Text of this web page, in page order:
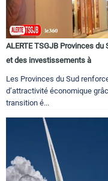
ALERTE TSGJB Provinces
et des investissements à
Les Provinces du Sud
d’attractivité économique
transition é...